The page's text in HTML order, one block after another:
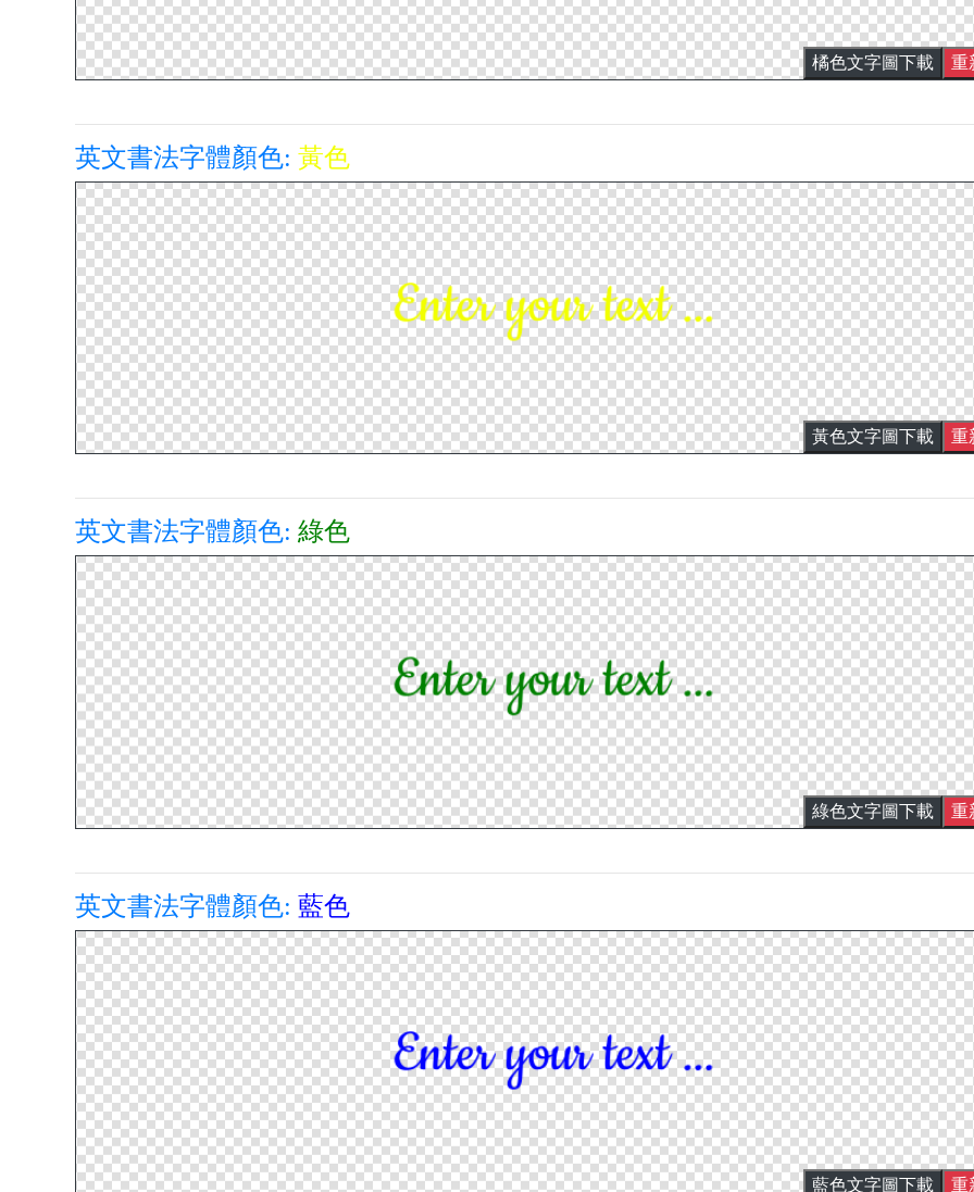
橘色文字圖下載 重
英文書法字體顏色:黃色
黃色文字圖下載 重
英文書法字體顏色:綠色
綠色文字圖下載 重
英文書法字體顏色:藍色
藍色文字圖下載 重